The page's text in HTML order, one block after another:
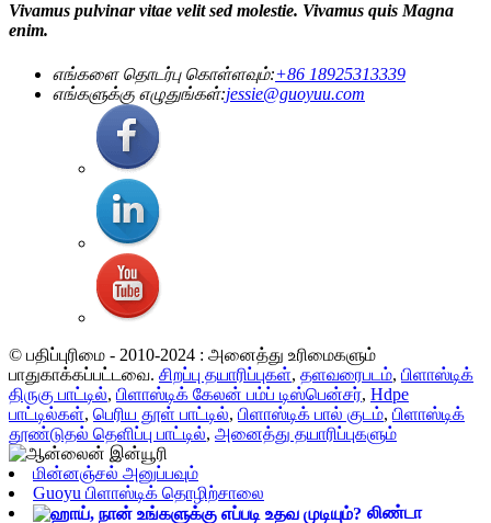
Vivamus pulvinar vitae velit sed molestie. Vivamus quis Magna
enim.
எங்களை தொடர்பு கொள்ளவும்:+86 18925313339
எங்களுக்கு எழுதுங்கள்:jessie@guoyuu.com
© பதிப்புரிமை - 2010-2024 : அனைத்து உரிமைகளும்
பாதுகாக்கப்பட்டவை. சிறப்பு தயாரிப்புகள், தளவரைபடம், பிளாஸ்டிக்
திருகு பாட்டில், பிளாஸ்டிக் கேலன் பம்ப் டிஸ்பென்சர், Hdpe
பாட்டில்கள், பெரிய தூள் பாட்டில், பிளாஸ்டிக் பால் குடம், பிளாஸ்டிக்
தூண்டுதல் தெளிப்பு பாட்டில், அனைத்து தயாரிப்புகளும்
மின்னஞ்சல் அனுப்பவும்
Guoyu பிளாஸ்டிக் தொழிற்சாலை
லிண்டா